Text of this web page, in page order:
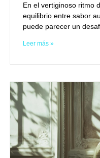
En el vertiginoso ritmo
equilibrio entre sabor
puede parecer un
Leer más »